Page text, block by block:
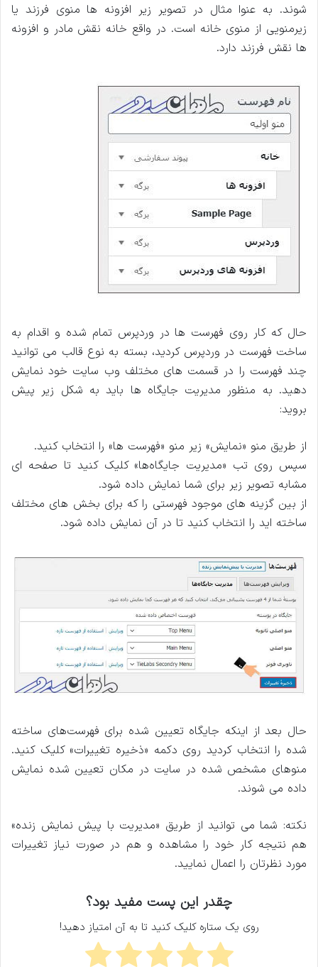
شوند. به عنوا مثال در تصویر زیر افزونه ها منوی فرزند یا
زیرمنویی از منوی خانه است. در واقع خانه نقش مادر و افزونه
ها نقش فرزند دارد.
حال که کار روی فهرست ‌ها در وردپرس تمام شده و اقدام به
ساخت فهرست در وردپرس کردید، بسته به نوع قالب می توانید
چند فهرست را در قسمت های مختلف وب سایت خود نمایش
دهید. به منظور مدیریت جایگاه ها باید به شکل زیر پیش
بروید:
از طریق منو «نمایش» زیر منو «فهرست ها» را انتخاب کنید.
سپس روی تب «مدیریت جایگاه‌ها» کلیک کنید تا صفحه‌ ای
مشابه تصویر زیر برای شما نمایش داده شود.
از بین گزینه ‌های موجود فهرستی را که برای بخش‌ های مختلف
ساخته اید را انتخاب کنید تا در آن نمایش داده شود.
حال بعد از اینکه جایگاه تعیین شده برای فهرست‌های ساخته
شده را انتخاب کردید روی دکمه «ذخیره تغییرات» کلیک کنید.
منوهای مشخص شده در سایت در مکان تعیین شده نمایش
داده می شوند.
نکته: شما می توانید از طریق «مدیریت با پیش نمایش زنده»
هم نتیجه کار خود را مشاهده و هم در صورت نیاز تغییرات
مورد نظرتان را اعمال نمایید.
چقدر این پست مفید بود؟
روی یک ستاره کلیک کنید تا به آن امتیاز دهید!